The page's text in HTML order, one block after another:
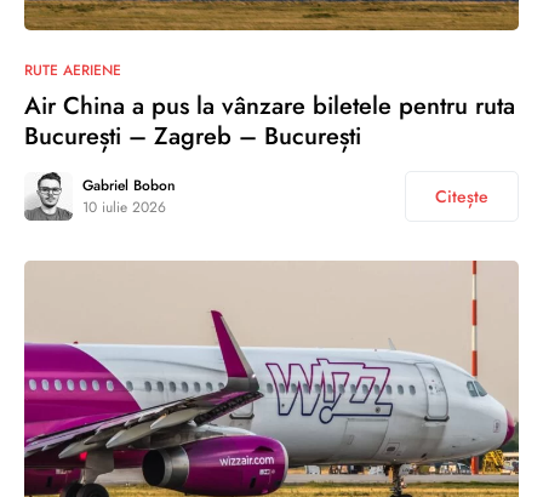
RUTE AERIENE
Air China a pus la vânzare biletele pentru ruta
București – Zagreb – București
Gabriel Bobon
10 iulie 2026
Citește